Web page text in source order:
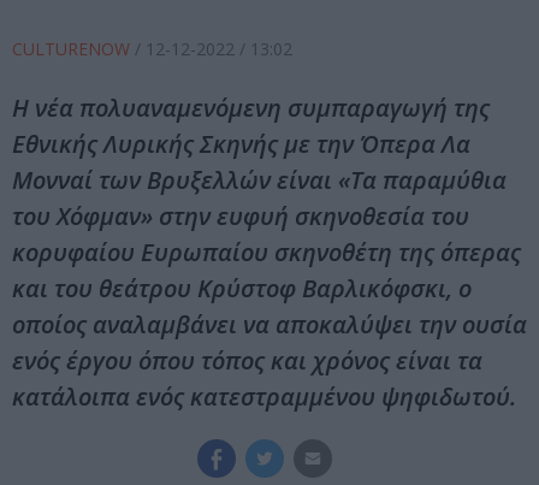
CULTURENOW / 12-12-2022 / 13:02
Η νέα πολυαναμενόμενη συμπαραγωγή της
Εθνικής Λυρικής Σκηνής με την Όπερα Λα
Μονναί των Βρυξελλών είναι «Τα παραμύθια
του Χόφμαν» στην ευφυή σκηνοθεσία του
κορυφαίου Ευρωπαίου σκηνοθέτη της όπερας
και του θεάτρου Κρύστοφ Βαρλικόφσκι, ο
οποίος αναλαμβάνει να αποκαλύψει την ουσία
ενός έργου όπου τόπος και χρόνος είναι τα
κατάλοιπα ενός κατεστραμμένου ψηφιδωτού.